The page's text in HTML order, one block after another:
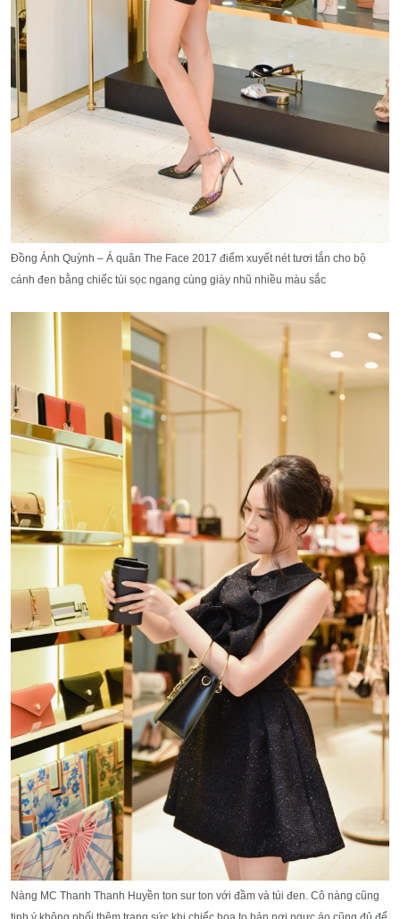
Đồng Ánh Quỳnh – Á quân The Face 2017 điểm xuyết nét tươi tắn cho bộ
cánh đen bằng chiếc túi sọc ngang cùng giày nhũ nhiều màu sắc
Nàng MC Thanh Thanh Huyền ton sur ton với đầm và túi đen. Cô nàng cũng